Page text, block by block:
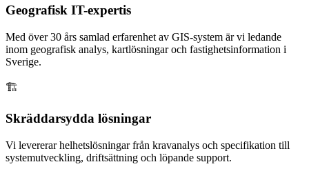
Geografisk IT-expertis
Med över 30 års samlad erfarenhet av GIS-system är vi ledande
inom geografisk analys, kartlösningar och fastighetsinformation i
Sverige.
🏗
Skräddarsydda lösningar
Vi levererar helhetslösningar från kravanalys och specifikation till
systemutveckling, driftsättning och löpande support.